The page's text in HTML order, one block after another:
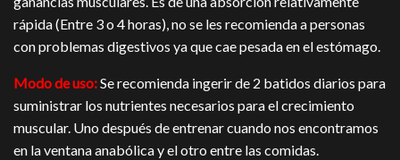
rápida (Entre 3 o 4 horas), no se les recomienda a personas
con problemas digestivos ya que cae pesada en el estómago.
Modo de uso:Se recomienda ingerir de 2 batidos diarios para
suministrar los nutrientes necesarios para el crecimiento
muscular. Uno después de entrenar cuando nos encontramos
en la ventana anabólica y el otro entre las comidas.